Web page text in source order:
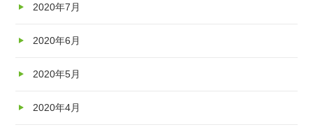
2020年7月
2020年6月
2020年5月
2020年4月